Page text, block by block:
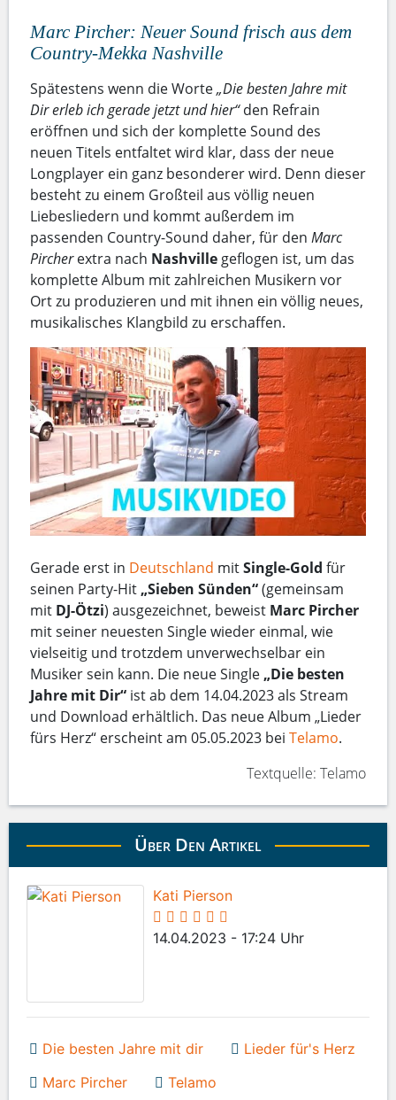
Marc Pircher: Neuer Sound frisch aus dem
Country-Mekka Nashville
Spätestens wenn die Worte„Die besten Jahre mit
Dir erleb ich gerade jetzt und hier“den Refrain
eröffnen und sich der komplette Sound des
neuen Titels entfaltet wird klar, dass der neue
Longplayer ein ganz besonderer wird. Denn dieser
besteht zu einem Großteil aus völlig neuen
Liebesliedern und kommt außerdem im
passenden Country-Sound daher, für den Marc
Pircherextra nach Nashville geflogen ist, um das
komplette Album mit zahlreichen Musikern vor
Ort zu produzieren und mit ihnen ein völlig neues,
musikalisches Klangbild zu erschaffen.
Gerade erst in Deutschland mitSingle-Gold für
seinen Party-Hit „Sieben Sünden“(gemeinsam
mit DJ-Ötzi) ausgezeichnet, beweist Marc Pircher
mit seiner neuesten Single wieder einmal, wie
vielseitig und trotzdem unverwechselbar ein
Musiker sein kann. Die neue Single „Die besten
Jahre mit Dir“ ist ab dem 14.04.2023 als Stream
und Download erhältlich. Das neue Album „Lieder
fürs Herz“ erscheint am 05.05.2023 bei Telamo.
Textquelle: Telamo
Über Den Artikel
Kati Pierson
14.04.2023 - 17:24 Uhr
Die besten Jahre mit dir
Lieder für's Herz
Marc Pircher
Telamo